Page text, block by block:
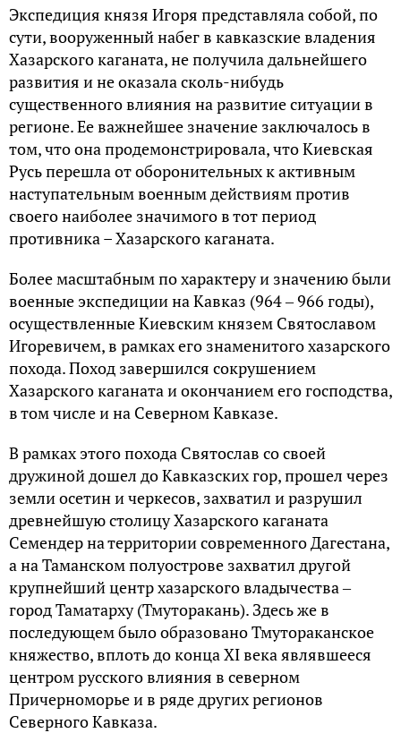
Экспедиция князя Игоря представляла собой, по
сути, вооруженный набег в кавказские владения
Хазарского каганата, не получила дальнейшего
развития и не оказала сколь-нибудь
существенного влияния на развитие ситуации в
регионе. Ее важнейшее значение заключалось в
том, что она продемонстрировала, что Киевская
Русь перешла от оборонительных к активным
наступательным военным действиям против
своего наиболее значимого в тот период
противника – Хазарского каганата.
Более масштабным по характеру и значению были
военные экспедиции на Кавказ (964 ‒ 966 годы),
осуществленные Киевским князем Святославом
Игоревичем, в рамках его знаменитого хазарского
похода. Поход завершился сокрушением
Хазарского каганата и окончанием его господства,
в том числе и на Северном Кавказе.
В рамках этого похода Святослав со своей
дружиной дошел до Кавказских гор, прошел через
земли осетин и черкесов, захватил и разрушил
древнейшую столицу Хазарского каганата
Семендер на территории современного Дагестана,
а на Таманском полуострове захватил другой
крупнейший центр хазарского владычества ‒
город Таматарху (Тмуторакань). Здесь же в
последующем было образовано Тмутораканское
княжество, вплоть до конца XI века являвшееся
центром русского влияния в северном
Причерноморье и в ряде других регионов
Северного Кавказа.